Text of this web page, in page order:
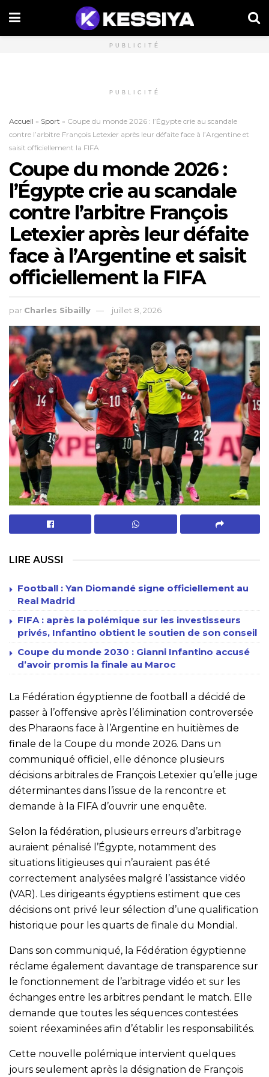
PUBLICITÉ
PUBLICITÉ
Accueil » Sport » Coupe du monde 2026 : l’Égypte crie au scandale
contre l’arbitre François Letexier après leur défaite face à l’Argentine et
saisit officiellement la FIFA
Coupe du monde 2026 :
l’Égypte crie au scandale
contre l’arbitre François
Letexier après leur défaite
face à l’Argentine et saisit
officiellement la FIFA
par Charles Sibailly juillet 8, 2026
LIRE AUSSI
Football : Yan Diomandé signe officiellement au
Real Madrid
FIFA : après la polémique sur les investisseurs
privés, Infantino obtient le soutien de son conseil
Coupe du monde 2030 : Gianni Infantino accusé
d’avoir promis la finale au Maroc
La Fédération égyptienne de football a décidé de
passer à l’offensive après l’élimination controversée
des Pharaons face à l’Argentine en huitièmes de
finale de la Coupe du monde 2026. Dans un
communiqué officiel, elle dénonce plusieurs
décisions arbitrales de François Letexier qu’elle juge
déterminantes dans l’issue de la rencontre et
demande à la FIFA d’ouvrir une enquête.
Selon la fédération, plusieurs erreurs d’arbitrage
auraient pénalisé l’Égypte, notamment des
situations litigieuses qui n’auraient pas été
correctement analysées malgré l’assistance vidéo
(VAR). Les dirigeants égyptiens estiment que ces
décisions ont privé leur sélection d’une qualification
historique pour les quarts de finale du Mondial.
Dans son communiqué, la Fédération égyptienne
réclame également davantage de transparence sur
le fonctionnement de l’arbitrage vidéo et sur les
échanges entre les arbitres pendant le match. Elle
demande que toutes les séquences contestées
soient réexaminées afin d’établir les responsabilités.
Cette nouvelle polémique intervient quelques
jours seulement après la désignation de François